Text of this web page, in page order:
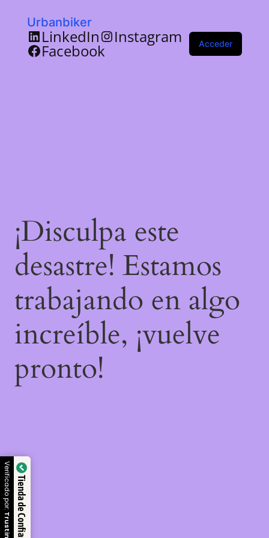
Urbanbiker
LinkedIn Instagram
Facebook Acceder
¡Disculpa este
desastre! Estamos
trabajando en algo
increíble, ¡vuelve
pronto!
Tienda de Confianza
Verificado por: